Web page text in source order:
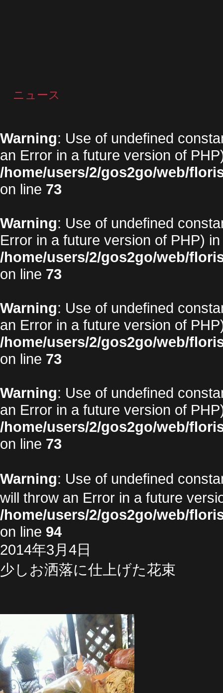
ニュース
Warning: Use of undefined
an Error in a future version of
/home/users/2/gos2go/web/
on line 73
Warning: Use of undefined
Error in a future version of PHP) in
/home/users/2/gos2go/web/
on line 73
Warning: Use of undefined
an Error in a future version of
/home/users/2/gos2go/web/
on line 73
Warning: Use of undefined
an Error in a future version of
/home/users/2/gos2go/web/
on line 73
Warning: Use of undefined
will throw an Error in a future
/home/users/2/gos2go/web/
on line 94
2014年3月4日
少しお洒落に仕上げた花束